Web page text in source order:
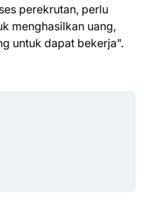
perekrutan, perlu
menghasilkan uang,
untuk dapat bekerja".